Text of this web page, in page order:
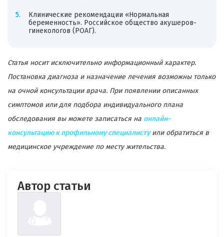
Клинические рекомендации «Нормальная
беременность». Российское общество акушеров-
гинекологов (РОАГ).
Статья носит исключительно информационный характер.
Постановка диагноза и назначение лечения возможны только
на очной консультации врача. При появлении описанных
симптомов или для подбора индивидуального плана
обследования вы можете записаться на онлайн-
консультацию к профильному специалистуили обратиться в
медицинское учреждение по месту жительства.
Автор статьи